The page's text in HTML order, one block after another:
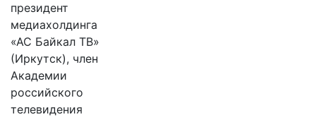
президент
медиахолдинга
«АС Байкал ТВ»
(Иркутск), член
Академии
российского
телевидения